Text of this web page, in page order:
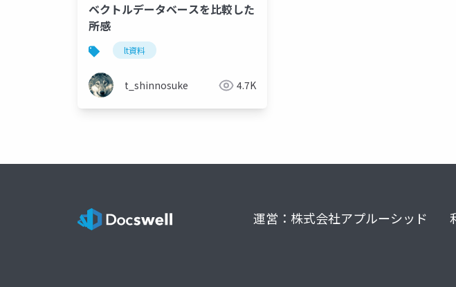
ベクトルデータベースを比較した
所感
lt資料
t_shinnosuke 4.7K
運営：株式会社アプルーシッド